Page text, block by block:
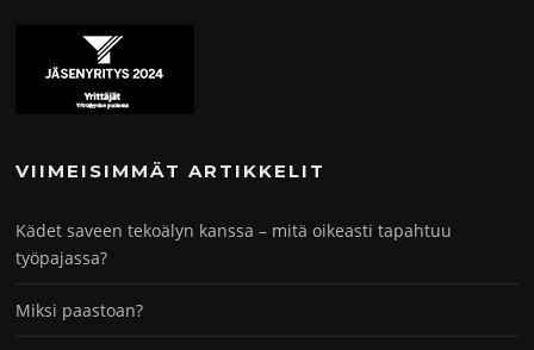
VIIMEISIMMÄT ARTIKKELIT
Kädet saveen tekoälyn kanssa – mitä oikeasti tapahtuu
työpajassa?
Miksi paastoan?